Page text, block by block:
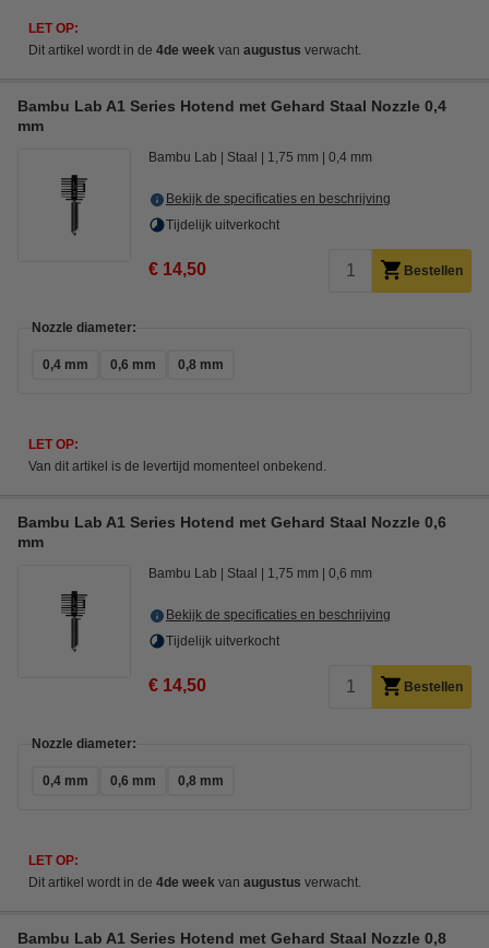
LET OP:
Dit artikel wordt in de 4de week van augustus verwacht.
Bambu Lab A1 Series Hotend met Gehard Staal Nozzle 0,4
mm
Bambu Lab Staal 1,75 mm 0,4 mm
Bekijk de specificaties en beschrijving
Tijdelijk uitverkocht
€ 14,50 Bestellen
Nozzle diameter:
0,4 mm 0,6 mm 0,8 mm
LET OP:
Van dit artikel is de levertijd momenteel onbekend.
Bambu Lab A1 Series Hotend met Gehard Staal Nozzle 0,6
mm
Bambu Lab Staal 1,75 mm 0,6 mm
Bekijk de specificaties en beschrijving
Tijdelijk uitverkocht
€ 14,50 Bestellen
Nozzle diameter:
0,4 mm 0,6 mm 0,8 mm
LET OP:
Dit artikel wordt in de 4de week van augustus verwacht.
Bambu Lab A1 Series Hotend met Gehard Staal Nozzle 0,8